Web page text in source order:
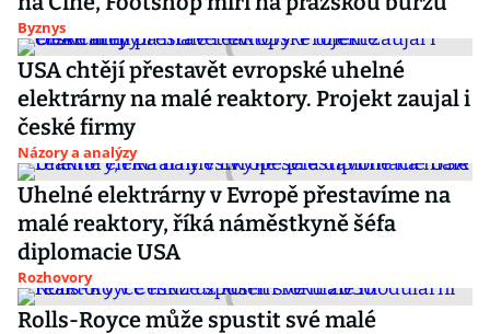
Byznys
USA chtějí přestavět evropské uhelné
elektrárny na malé reaktory. Projekt zaujal i
české firmy
Názory a analýzy
Uhelné elektrárny v Evropě přestavíme na
malé reaktory, říká náměstkyně šéfa
diplomacie USA
Rozhovory
Rolls-Royce může spustit své malé